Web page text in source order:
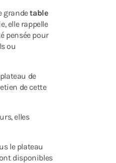
grandetable
elle rappelle
pensée pour
ou
de
de cette
elles
le plateau
disponibles